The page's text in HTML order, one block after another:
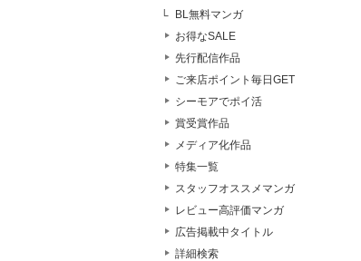
BL無料マンガ
お得なSALE
先行配信作品
ご来店ポイント毎日GET
シーモアでポイ活
賞受賞作品
メディア化作品
特集一覧
スタッフオススメマンガ
レビュー高評価マンガ
広告掲載中タイトル
詳細検索